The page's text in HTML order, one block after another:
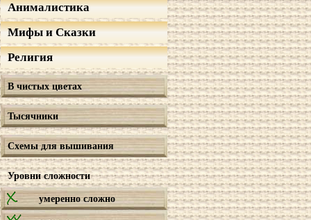
Анималистика
Мифы и Сказки
Религия
В чистых цветах
Тысячники
Схемы для вышивания
Уровни сложности
умеренно сложно